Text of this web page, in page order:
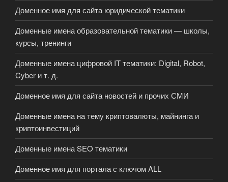
Доменное имя для сайта юридической тематики
Доменные имена образовательной тематики — школы,
курсы, тренинги
Доменные имена цифровой IT тематики: Digital, Robot,
Cyber и т. д.
Доменное имя для сайта новостей и прочих СМИ
Доменные имена на тему криптовалюты, майнинга и
криптоинвестиций
Доменные имена SEO тематики
Доменное имя для портала с ключом ALL